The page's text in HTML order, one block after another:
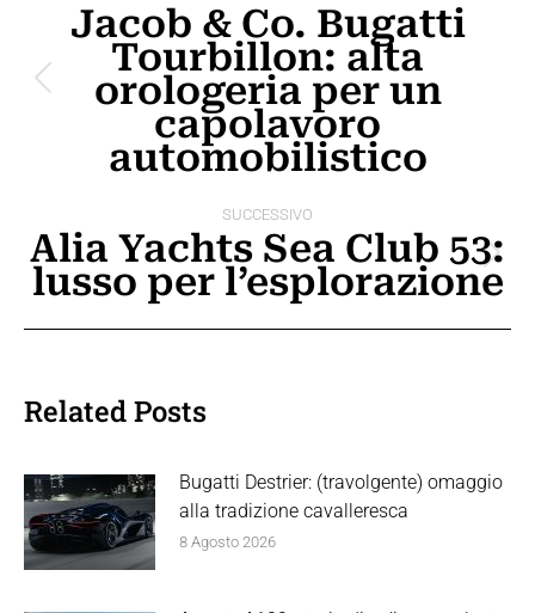
post
Post
precedente:
Jacob & Co. Bugatti
Tourbillon: alta
orologeria per un
capolavoro
automobilistico
SUCCESSIVO
Prossimo
post:
Alia Yachts Sea Club 53:
lusso per l’esplorazione
Related Posts
Bugatti Destrier: (travolgente) omaggio
alla tradizione cavalleresca
8 Agosto 2026